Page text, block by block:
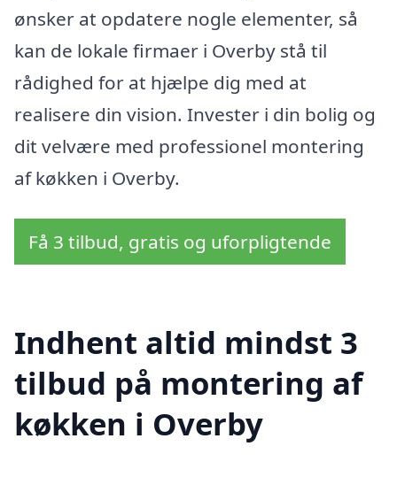
ønsker at opdatere nogle elementer, så
kan de lokale firmaer i Overby stå til
rådighed for at hjælpe dig med at
realisere din vision. Invester i din bolig og
dit velvære med professionel montering
af køkken i Overby.
Få 3 tilbud, gratis og uforpligtende
Indhent altid mindst 3
tilbud på montering af
køkken i Overby